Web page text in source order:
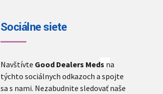
Sociálne siete
Navštívte Good Dealers Meds na
týchto sociálnych odkazoch a spojte
sa s nami. Nezabudnite sledovať naše